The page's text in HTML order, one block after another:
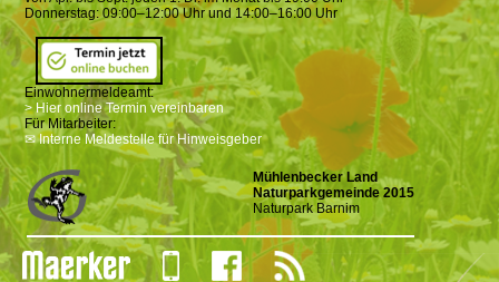
Donnerstag: 09:00–12:00 Uhr und 14:00–16:00 Uhr
Einwohnermeldeamt:
> Hier online Termin vereinbaren
Für Mitarbeiter:
✉ Interne Meldestelle für Hinweisgeber
Mühlenbecker Land
Naturparkgemeinde 2015
Naturpark Barnim